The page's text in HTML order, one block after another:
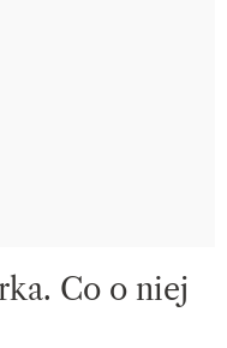
Co o niej